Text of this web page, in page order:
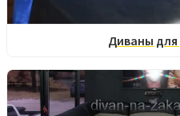
Диваны